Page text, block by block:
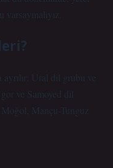
Ural dil grubu ve
ve Samoyed dil
Mançu-Tunguz